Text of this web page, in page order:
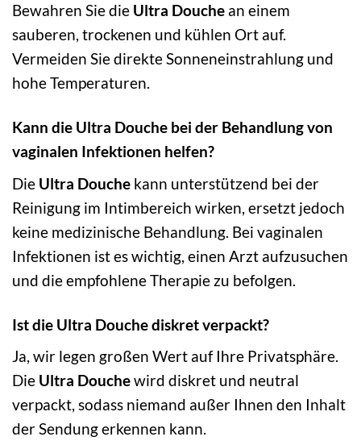
Bewahren Sie die Ultra Douche an einem
sauberen, trockenen und kühlen Ort auf.
Vermeiden Sie direkte Sonneneinstrahlung und
hohe Temperaturen.
Kann die Ultra Douche bei der Behandlung von
vaginalen Infektionen helfen?
Die Ultra Douche kann unterstützend bei der
Reinigung im Intimbereich wirken, ersetzt jedoch
keine medizinische Behandlung. Bei vaginalen
Infektionen ist es wichtig, einen Arzt aufzusuchen
und die empfohlene Therapie zu befolgen.
Ist die Ultra Douche diskret verpackt?
Ja, wir legen großen Wert auf Ihre Privatsphäre.
Die Ultra Douchewird diskret und neutral
verpackt, sodass niemand außer Ihnen den Inhalt
der Sendung erkennen kann.